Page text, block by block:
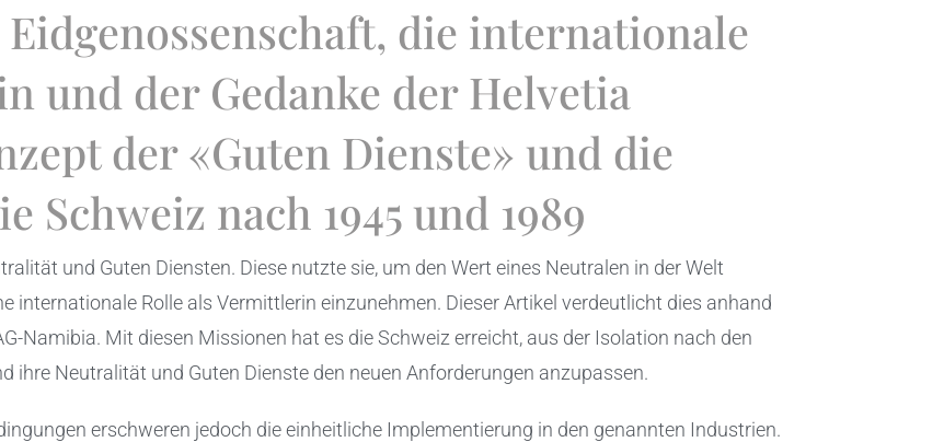
die internationale
und der Gedanke der Helvetia
der «Guten Dienste» und die
Schweiz nach 1945 und 1989
und Guten Diensten. Diese nutzte sie, um den Wert eines Neutralen in der Welt
internationale Rolle als Vermittlerin einzunehmen. Dieser Artikel verdeutlicht dies anhand
Namibia. Mit diesen Missionen hat es die Schweiz erreicht, aus der Isolation nach den
ihre Neutralität und Guten Dienste den neuen Anforderungen anzupassen.
erschweren jedoch die einheitliche Implementierung in den genannten Industrien.